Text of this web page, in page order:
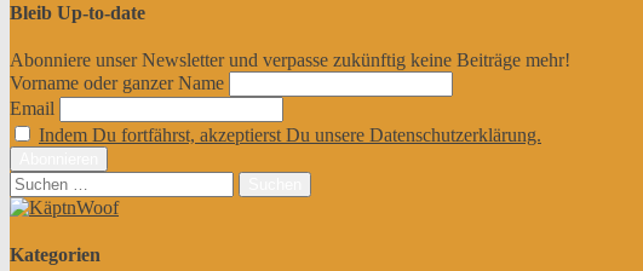
Bleib Up-to-date
Abonniere unser Newsletter und verpasse zukünftig keine Beiträge mehr!
Vorname oder ganzer Name
Email
Indem Du fortfährst, akzeptierst Du unsere Datenschutzerklärung.
Suchen
nach:
Kategorien